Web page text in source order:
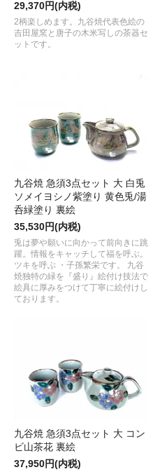
29,370円(内税)
2柄楽しめます。九谷焼代表色絵の
吉田屋窯と唐子の木米写しの茶器セ
ットです。
九谷焼 急須3点セット 大 白兎
ソメイヨシノ紫塗り 黄色兎/湯
呑緑塗り 裏絵
35,530円(内税)
兎は夢や願いに向かって前向きに跳
躍。情報をキャッチして福を呼ぶ。
ツキを呼ぶ ・子孫繁栄です。 九谷
焼独特の緑を『盛り』絵付け技法で
絵具に厚みをつけて丁寧に絵付けし
ております。
九谷焼 急須3点セット 大 コン
ビ山茶花 裏絵
37,950円(内税)